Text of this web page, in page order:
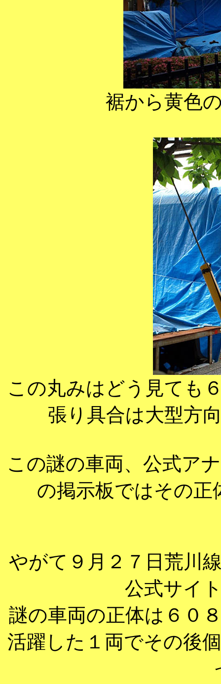
裾から黄色
この丸みはどう見ても
張り具合は大型方
この謎の車両、公式ア
の掲示板ではその正
やがて９月２７日荒川
公式サイ
謎の車両の正体は６０
活躍した１両でその後